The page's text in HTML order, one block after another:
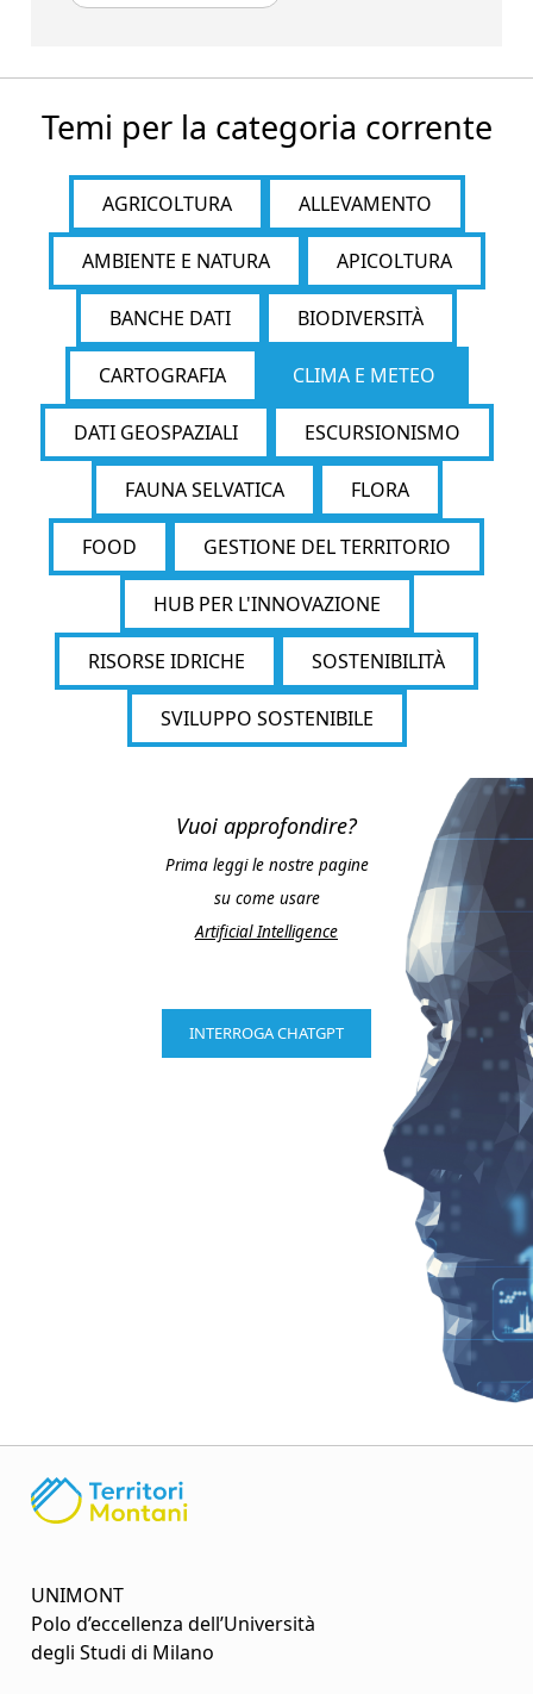
Temi per la categoria corrente
AGRICOLTURA ALLEVAMENTO
AMBIENTE E NATURA APICOLTURA
BANCHE DATI BIODIVERSITÀ
CARTOGRAFIA CLIMA E METEO
DATI GEOSPAZIALI ESCURSIONISMO
FAUNA SELVATICA FLORA
FOOD GESTIONE DEL TERRITORIO
HUB PER L'INNOVAZIONE
RISORSE IDRICHE SOSTENIBILITÀ
SVILUPPO SOSTENIBILE
Vuoi approfondire?
Prima leggi le nostre pagine
su come usare
Artificial Intelligence
INTERROGA CHATGPT
UNIMONT
Polo d’eccellenza dell’Università
degli Studi di Milano